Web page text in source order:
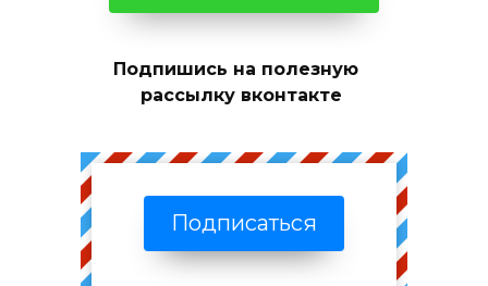
Подпишись на полезную
рассылку вконтакте
Подписаться